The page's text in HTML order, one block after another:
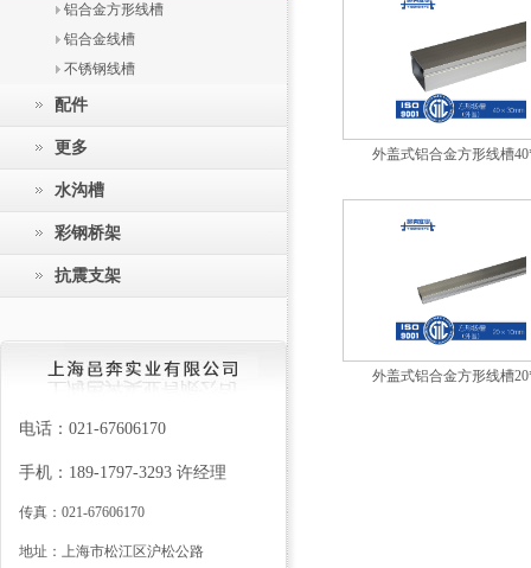
铝合金方形线槽
铝合金线槽
不锈钢线槽
配件
更多
水沟槽
彩钢桥架
抗震支架
电话： 021-67606170
手机： 189-1797-3293 许经理
传真：021-67606170
地址：上海市松江区沪松公路
外盖式铝合金方形线槽
外盖式铝合金方形线槽